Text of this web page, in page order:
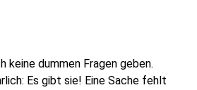
keine dummen Fragen geben.
Es gibt sie! Eine Sache fehlt